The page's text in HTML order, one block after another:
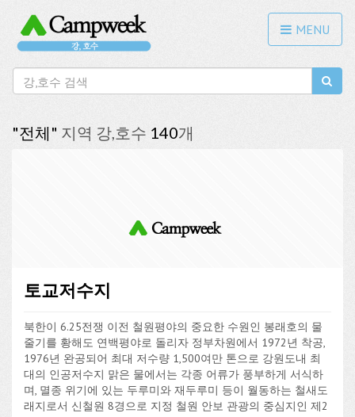
MENU
"전체" 지역 강,호수 140개
토교저수지
북한이 6.25전쟁 이전 철원평야의 중요한 수원인 봉래호의 물
줄기를 황해도 연백평야로 돌리자 정부차원에서 1972년 착공,
1976년 완공되어 최대 저수량 1,500여만 톤으로 강원도내 최
대의 인공저수지 맑은 물에서는 각종 어류가 풍부하게 서식하
며, 멸종 위기에 있는 두루미와 재두루미 등이 월동하는 철새도
래지로서 신철원 8경으로 지정 철원 안보 관광의 중심지인 제2